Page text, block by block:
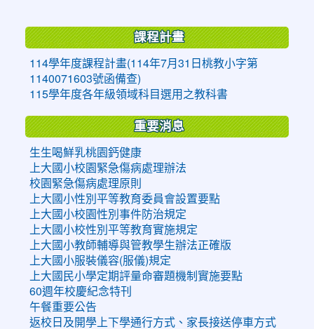
課程計畫
114學年度課程計畫(114年7月31日桃教小字第
1140071603號函備查)
115學年度各年級領域科目選用之教科書
重要消息
生生喝鮮乳桃園鈣健康
上大國小校園緊急傷病處理辦法
校園緊急傷病處理原則
上大國小性別平等教育委員會設置要點
上大國小校園性別事件防治規定
上大國小校性別平等教育實施規定
上大國小教師輔導與管教學生辦法正確版
上大國小服裝儀容(服儀)規定
上大國民小學定期評量命審題機制實施要點
60週年校慶紀念特刊
午餐重要公告
返校日及開學上下學通行方式、家長接送停車方式